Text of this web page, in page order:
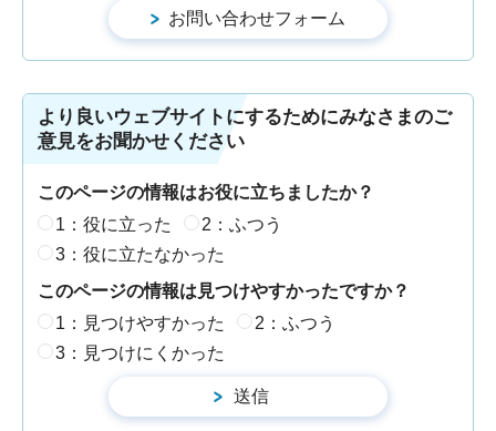
より良いウェブサイトにするためにみなさまのご
意見をお聞かせください
このページの情報はお役に立ちましたか？
1：役に立った
2：ふつう
3：役に立たなかった
このページの情報は見つけやすかったですか？
1：見つけやすかった
2：ふつう
3：見つけにくかった